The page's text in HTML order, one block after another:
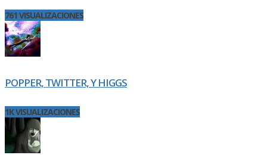
761 VISUALIZACIONES
POPPER, TWITTER, Y HIGGS
1K VISUALIZACIONES